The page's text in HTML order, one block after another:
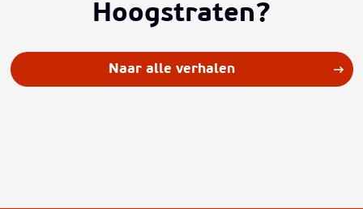
Hoogstraten?
Naar alle verhalen